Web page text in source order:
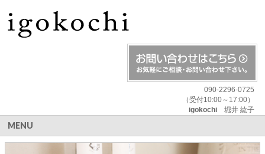
090-2296-0725
（受付10:00～17:00）
igokochi堀井 紘子
MENU